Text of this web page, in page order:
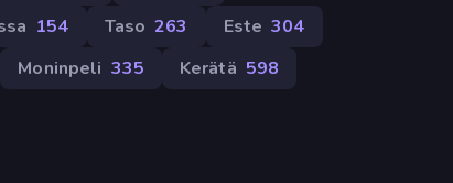
154 Taso 263 Este 304
Moninpeli 335 Kerätä 598